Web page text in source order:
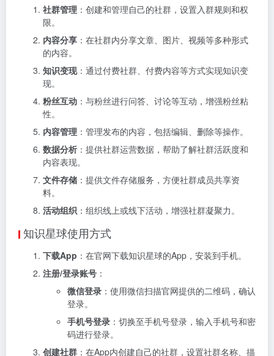
社群管理 ：创建和管理自己的社群，设置入群规则和权
限。
内容分享 ：在社群内分享文章、图片、视频等多种形式
的内容。
知识变现：通过付费社群、付费内容等方式实现知识变
现。
粉丝互动 ：与粉丝进行问答、讨论等互动，增强粉丝粘
性。
内容管理 ：管理发布的内容，包括编辑、删除等操作。
数据分析 ：提供社群运营数据，帮助了解社群活跃度和
内容表现。
文件存储 ：提供文件存储服务，方便社群成员共享资
料。
活动组织 ：组织线上或线下活动，增强社群凝聚力。
知识星球使用方式
下载App ：在官网下载知识星球的App，安装到手机。
注册/登录账号 ：
微信登录 ：使用微信扫描官网提供的二维码，确认
登录。
手机号登录 ：切换至手机号登录，输入手机号和密
码进行登录。
创建社群 ：在App内创建自己的社群，设置社群名称、描